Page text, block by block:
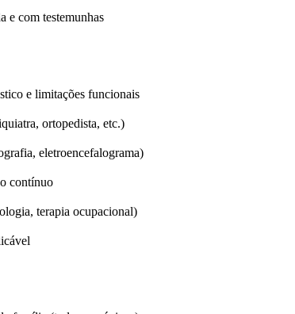
e com testemunhas
e limitações funcionais
ortopedista, etc.)
eletroencefalograma)
contínuo
terapia ocupacional)